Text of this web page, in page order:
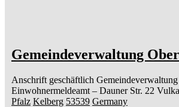
Gemeindeverwaltung
Anschrift geschäftlich
Einwohnermeldeamt – Dauner Str. 22
Pfalz Kelberg 53539 Germany